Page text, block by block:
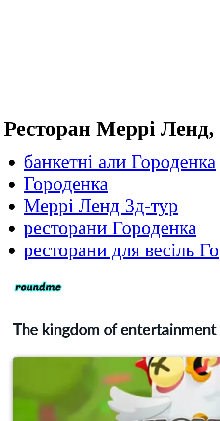
Ресторан Meррі
банкетні али Городенка
Городенка
Меррі Ленд 3д-тур
ресторани Городенка
ресторани для весіль